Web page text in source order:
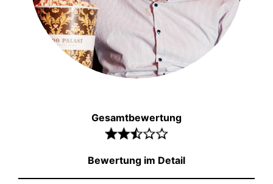
Gesamtbewertung
Bewertung im Detail